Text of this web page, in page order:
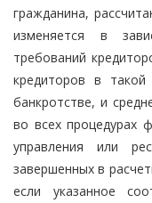
гражданина,
изменяется в
требований
кредиторов в
банкротстве, и
во всех процедурах
управления или
завершенных в
если указанное